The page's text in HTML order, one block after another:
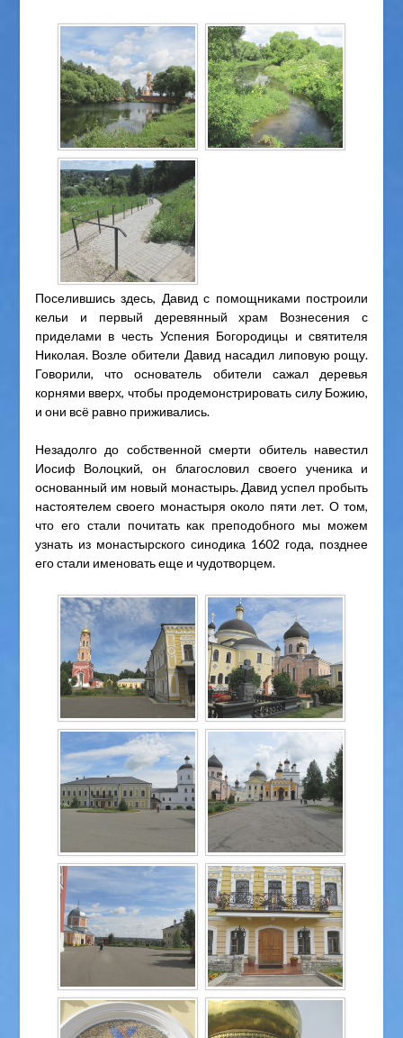
Поселившись здесь, Давид с помощниками построили
кельи и первый деревянный храм Вознесения с
приделами в честь Успения Богородицы и святителя
Николая. Возле обители Давид насадил липовую рощу.
Говорили, что основатель обители сажал деревья
корнями вверх, чтобы продемонстрировать силу Божию,
и они всё равно приживались.
Незадолго до собственной смерти обитель навестил
Иосиф Волоцкий, он благословил своего ученика и
основанный им новый монастырь. Давид успел пробыть
настоятелем своего монастыря около пяти лет. О том,
что его стали почитать как преподобного мы можем
узнать из монастырского синодика 1602 года, позднее
его стали именовать еще и чудотворцем.